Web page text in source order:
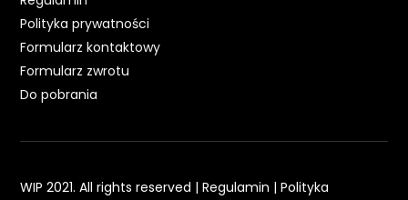
Polityka prywatności
Formularz kontaktowy
Formularz zwrotu
Do pobrania
WIP 2021. All rights reserved |Regulamin |Polityka